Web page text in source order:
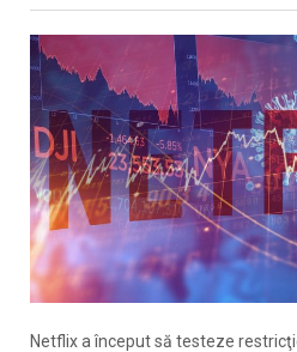
Netflix a început să testeze